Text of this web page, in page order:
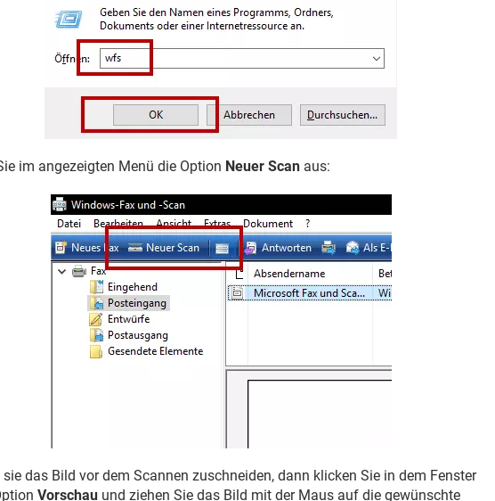
im angezeigten Menü die Option Neuer Scan aus:
das Bild vor dem Scannen zuschneiden, dann klicken Sie in dem Fenster
Vorschau und ziehen Sie das Bild mit der Maus auf die gewünschte